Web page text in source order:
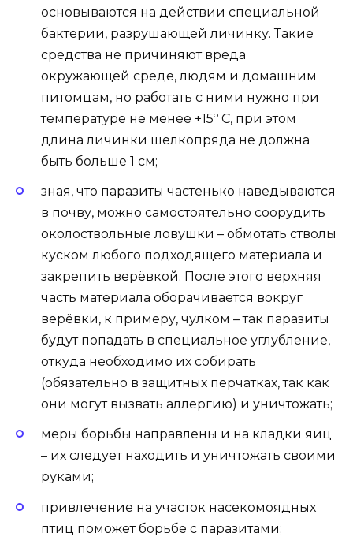
основываются на действии специальной
бактерии, разрушающей личинку. Такие
средства не причиняют вреда
окружающей среде, людям и домашним
питомцам, но работать с ними нужно при
температуре не менее +15º С, при этом
длина личинки шелкопряда не должна
быть больше 1 см;
зная, что паразиты частенько наведываются
в почву, можно самостоятельно соорудить
околоствольные ловушки – обмотать стволы
куском любого подходящего материала и
закрепить верёвкой. После этого верхняя
часть материала оборачивается вокруг
верёвки, к примеру, чулком – так паразиты
будут попадать в специальное углубление,
откуда необходимо их собирать
(обязательно в защитных перчатках, так как
они могут вызвать аллергию) и уничтожать;
меры борьбы направлены и на кладки яиц
– их следует находить и уничтожать своими
руками;
привлечение на участок насекомоядных
птиц поможет борьбе с паразитами;